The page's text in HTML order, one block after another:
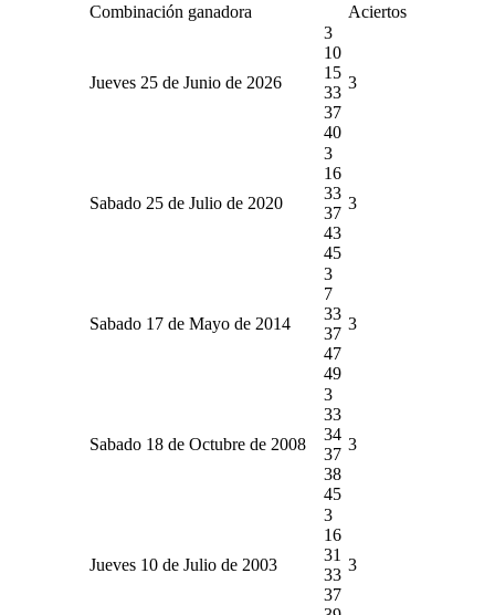
Combinación ganadora Aciertos
Jueves 25 de Junio de 2026
3
10
15
33
37
40
3
Sabado 25 de Julio de 2020
3
16
33
37
43
45
3
Sabado 17 de Mayo de 2014
3
7
33
37
47
49
3
Sabado 18 de Octubre de 2008
3
33
34
37
38
45
3
Jueves 10 de Julio de 2003
3
16
31
33
37
3